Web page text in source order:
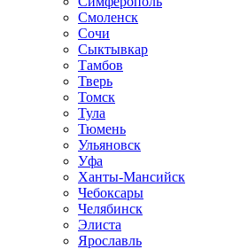
Смоленск
Сочи
Сыктывкар
Тамбов
Тверь
Томск
Тула
Тюмень
Ульяновск
Уфа
Ханты-Мансийск
Чебоксары
Челябинск
Элиста
Ярославль